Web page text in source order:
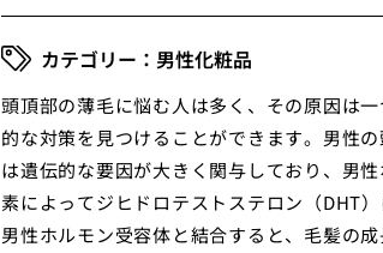
男性化粧品
頭頂部の薄毛に悩む人は多く、その原因は
的な対策を見つけることができます。男性
は遺伝的な要因が大きく関与しており、男
素によってジヒドロテストステロン（DHT
男性ホルモン受容体と結合すると、毛髪の